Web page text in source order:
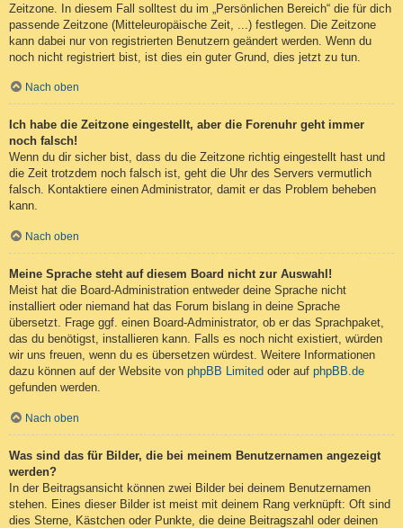
Zeitzone. In diesem Fall solltest du im „Persönlichen Bereich“ die für dich
passende Zeitzone (Mitteleuropäische Zeit, ...) festlegen. Die Zeitzone
kann dabei nur von registrierten Benutzern geändert werden. Wenn du
noch nicht registriert bist, ist dies ein guter Grund, dies jetzt zu tun.
Nach oben
Ich habe die Zeitzone eingestellt, aber die Forenuhr geht immer
noch falsch!
Wenn du dir sicher bist, dass du die Zeitzone richtig eingestellt hast und
die Zeit trotzdem noch falsch ist, geht die Uhr des Servers vermutlich
falsch. Kontaktiere einen Administrator, damit er das Problem beheben
kann.
Nach oben
Meine Sprache steht auf diesem Board nicht zur Auswahl!
Meist hat die Board-Administration entweder deine Sprache nicht
installiert oder niemand hat das Forum bislang in deine Sprache
übersetzt. Frage ggf. einen Board-Administrator, ob er das Sprachpaket,
das du benötigst, installieren kann. Falls es noch nicht existiert, würden
wir uns freuen, wenn du es übersetzen würdest. Weitere Informationen
dazu können auf der Website von phpBB Limited oder auf phpBB.de
gefunden werden.
Nach oben
Was sind das für Bilder, die bei meinem Benutzernamen angezeigt
werden?
In der Beitragsansicht können zwei Bilder bei deinem Benutzernamen
stehen. Eines dieser Bilder ist meist mit deinem Rang verknüpft: Oft sind
dies Sterne, Kästchen oder Punkte, die deine Beitragszahl oder deinen